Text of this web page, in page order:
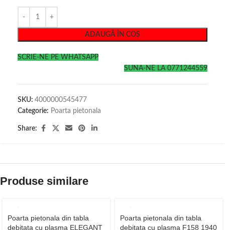
ADAUGĂ ÎN COȘ
SCRIE-NE PE WHATSAPP
SUNA-NE LA 0771244559
SKU: 4000000545477
Categorie: Poarta pietonala
Share:
Produse similare
Poarta pietonala din tabla
debitata cu plasma ELEGANT
Poarta pietonala din tabla
debitata cu plasma F158 1940